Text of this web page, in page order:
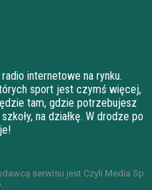
internetowe na rynku.
sport jest czymś więcej,
tam, gdzie potrzebujesz
na działkę. W drodze po
serwisu jest Czyli Media Sp.